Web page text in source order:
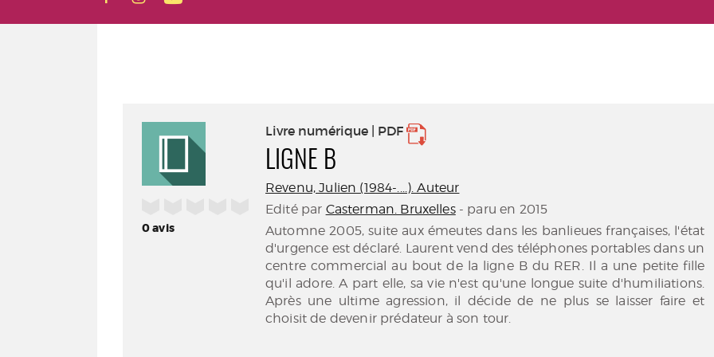
0avis
Livre numérique | PDF
LIGNE B
Revenu, Julien (1984-....). Auteur
Edité par Casterman. Bruxelles- paru en 2015
Automne 2005, suite aux émeutes dans les banlieues françaises, l'état
d'urgence est déclaré. Laurent vend des téléphones portables dans un
centre commercial au bout de la ligne B du RER. Il a une petite fille
qu'il adore. A part elle, sa vie n'est qu'une longue suite d'humiliations.
Après une ultime agression, il décide de ne plus se laisser faire et
choisit de devenir prédateur à son tour.